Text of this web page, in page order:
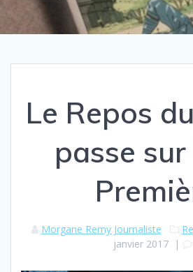
Le Repos
passe
Morgane Remy Journaliste
janvier 2017|